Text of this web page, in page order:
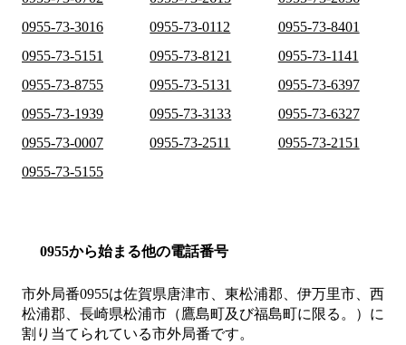
0955-73-3016
0955-73-0112
0955-73-8401
0955-73-5151
0955-73-8121
0955-73-1141
0955-73-8755
0955-73-5131
0955-73-6397
0955-73-1939
0955-73-3133
0955-73-6327
0955-73-0007
0955-73-2511
0955-73-2151
0955-73-5155
0955から始まる他の電話番号
市外局番0955は佐賀県唐津市、東松浦郡、伊万里市、西
松浦郡、長崎県松浦市（鷹島町及び福島町に限る。） に
割り当てられている市外局番です。